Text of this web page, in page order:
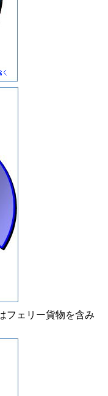
フェリー貨物を含み